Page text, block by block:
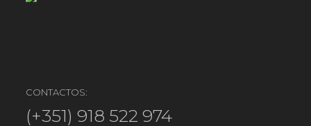
CONTACTOS:
(+351) 918 522 974